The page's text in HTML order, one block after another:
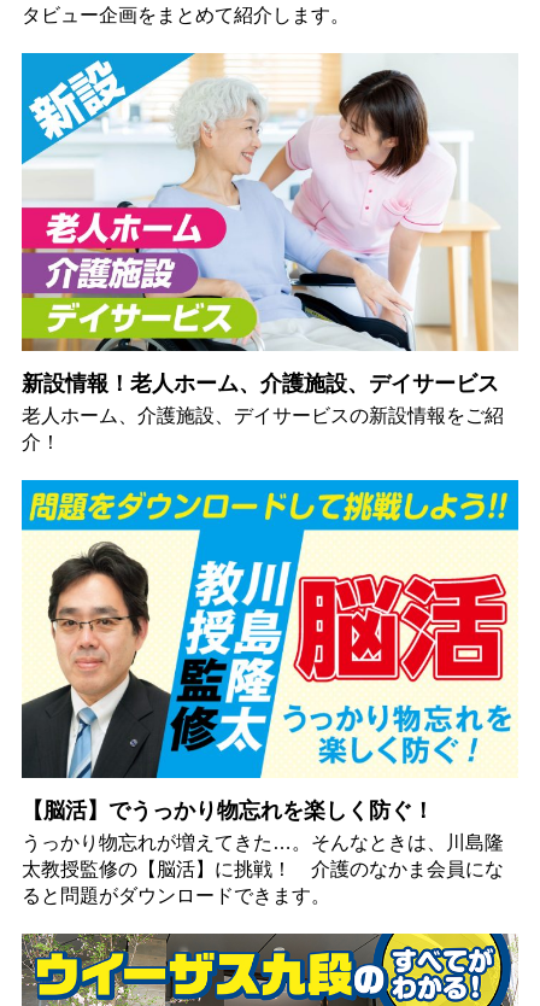
タビュー企画をまとめて紹介します。
新設情報！老人ホーム、介護施設、デイサービス
老人ホーム、介護施設、デイサービスの新設情報をご紹
介！
【脳活】でうっかり物忘れを楽しく防ぐ！
うっかり物忘れが増えてきた…。そんなときは、川島隆
太教授監修の【脳活】に挑戦！ 介護のなかま会員にな
ると問題がダウンロードできます。